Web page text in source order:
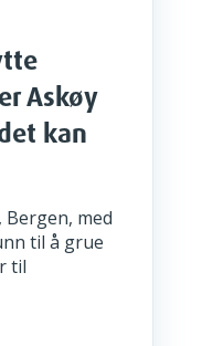
Askøy
kan
Bergen, med
til å grue
til